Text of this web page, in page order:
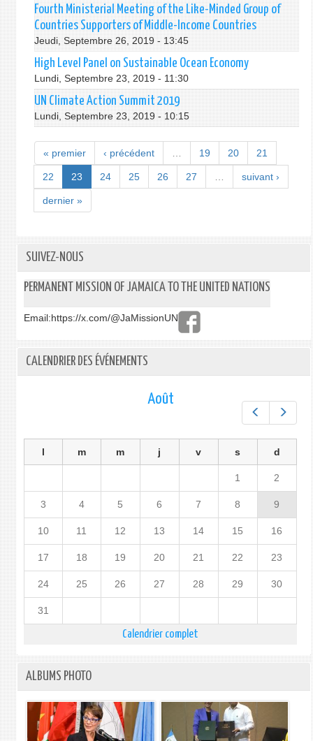
Fourth Ministerial Meeting of the Like-Minded Group of
Countries Supporters of Middle-Income Countries
Jeudi, Septembre 26, 2019 - 13:45
High Level Panel on Sustainable Ocean Economy
Lundi, Septembre 23, 2019 - 11:30
UN Climate Action Summit 2019
Lundi, Septembre 23, 2019 - 10:15
« premier ‹ précédent 19 20 21
22 23 24 25 26 27 suivant ›
dernier »
SUIVEZ-NOUS
PERMANENT MISSION OF JAMAICA TO THE UNITED NATIONS
Email:https://x.com/@JaMissionUN
CALENDRIER DES ÉVÉNEMENTS
Préc.
Août
l m m j v s d
1 2
3 4 5 6 7 8 9
10 11 12 13 14 15 16
17 18 19 20 21 22 23
24 25 26 27 28 29 30
31
Calendrier complet
ALBUMS PHOTO